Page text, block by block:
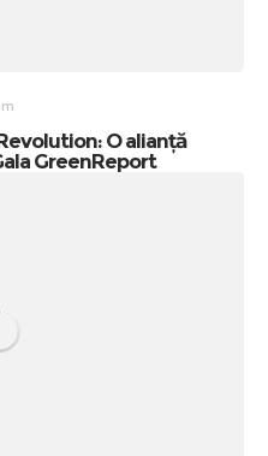
O alianță
GreenReport